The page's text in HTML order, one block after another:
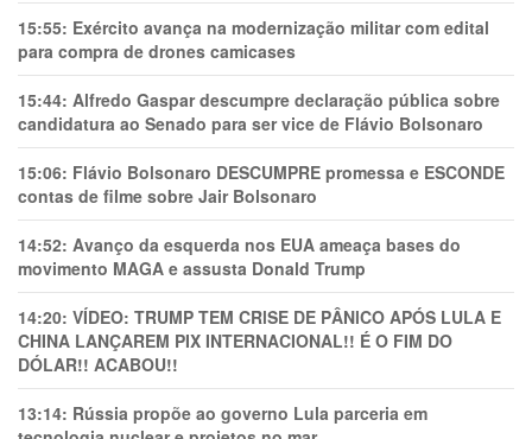
15:55: Exército avança na modernização militar com edital
para compra de drones camicases
15:44: Alfredo Gaspar descumpre declaração pública sobre
candidatura ao Senado para ser vice de Flávio Bolsonaro
15:06: Flávio Bolsonaro DESCUMPRE promessa e ESCONDE
contas de filme sobre Jair Bolsonaro
14:52: Avanço da esquerda nos EUA ameaça bases do
movimento MAGA e assusta Donald Trump
14:20: VÍDEO: TRUMP TEM CRlSE DE PÂNlCO APÓS LULA E
CHINA LANÇAREM PIX INTERNACIONAL!! É O FIM DO
DÓLAR!! ACABOU!!
13:14: Rússia propõe ao governo Lula parceria em